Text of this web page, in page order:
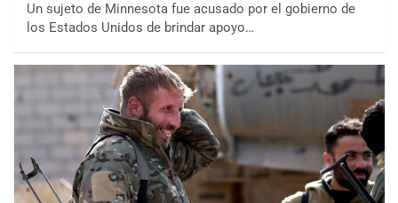
Un sujeto de Minnesota fue acusado por el gobierno de
los Estados Unidos de brindar apoyo…